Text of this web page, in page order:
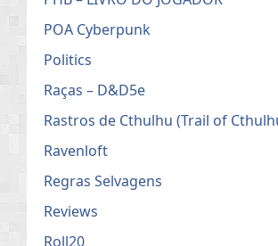
POA Cyberpunk
Politics
Raças – D&D5e
Rastros de Cthulhu (Trail of
Ravenloft
Regras Selvagens
Reviews
Roll20